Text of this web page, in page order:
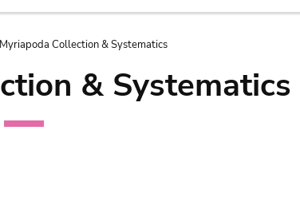
Myriapoda Collection & Systematics
& Systematics